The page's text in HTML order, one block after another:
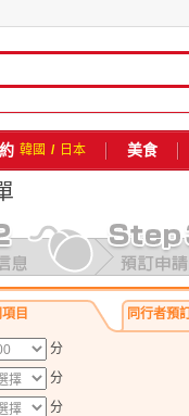
韓國 / 日本 美食
目 同行者預
分
分
分